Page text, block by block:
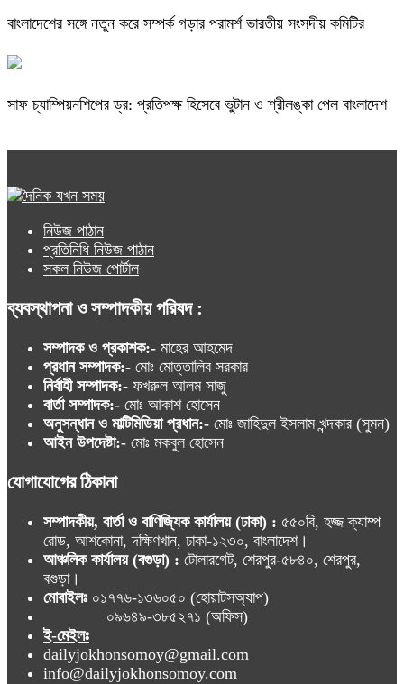
বাংলাদেশের সঙ্গে নতুন করে সম্পর্ক গড়ার পরামর্শ ভারতীয় সংসদীয় কমিটির
সাফ চ্যাম্পিয়নশিপের ড্র: প্রতিপক্ষ হিসেবে ভুটান ও শ্রীলঙ্কা পেল বাংলাদেশ
নিউজ পাঠান
প্রতিনিধি নিউজ পাঠান
সকল নিউজ পোর্টাল
ব্যবস্থাপনা ও সম্পাদকীয় পরিষদ :
সম্পাদক ও প্রকাশক:- মাহের আহমেদ
প্রধান সম্পাদক:- মোঃ মোত্তালিব সরকার
নির্বাহী সম্পাদক:- ফখরুল আলম সাজু
বার্তা সম্পাদক:- মোঃ আকাশ হোসেন
অনুসন্ধান ও মাল্টিমিডিয়া প্রধান:- মোঃ জাহিদুল ইসলাম খন্দকার (সুমন)
আইন উপদেষ্টা:- মোঃ মকবুল হোসেন
যোগাযোগের ঠিকানা
সম্পাদকীয়, বার্তা ও বাণিজ্যিক কার্যালয় (ঢাকা) : ৫৫০বি, হজ্জ ক্যাম্প
রোড, আশকোনা, দক্ষিণখান, ঢাকা-১২৩০, বাংলাদেশ।
আঞ্চলিক কার্যালয় (বগুড়া) : টোলারগেট, শেরপুর-৫৮৪০, শেরপুর,
বগুড়া।
মোবাইলঃ ০১৭৭৬-১৩৬০৫০ (হোয়াটসঅ্যাপ)
০৯৬৪৯-৩৮৫২৭১ (অফিস)
ই-মেইলঃ
dailyjokhonsomoy@gmail.com
info@dailyjokhonsomoy.com